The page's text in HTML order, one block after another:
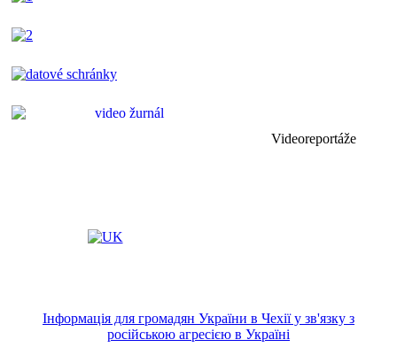
Videoreportáže
Інформація для громадян України в Чехії у зв'язку з
російською агресією в Україні